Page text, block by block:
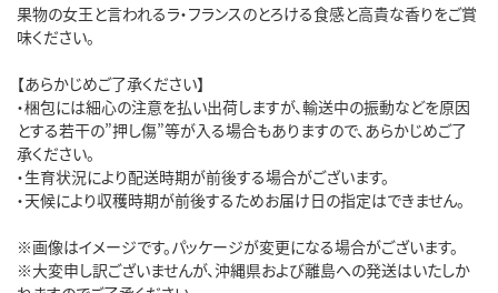
果物の女王と言われるラ・フランスのとろける食感と高貴な香りをご賞
味ください。
【あらかじめご了承ください】
・梱包には細心の注意を払い出荷しますが、輸送中の振動などを原因
とする若干の”押し傷”等が入る場合もありますので、あらかじめご了
承ください。
・生育状況により配送時期が前後する場合がございます。
・天候により収穫時期が前後するためお届け日の指定はできません。
※画像はイメージです。パッケージが変更になる場合がございます。
※大変申し訳ございませんが、沖縄県および離島への発送はいたしか